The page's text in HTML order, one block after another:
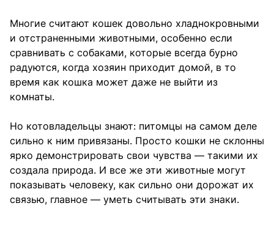
Многие считают кошек довольно хладнокровными
и отстраненными животными, особенно если
сравнивать с собаками, которые всегда бурно
радуются, когда хозяин приходит домой, в то
время как кошка может даже не выйти из
комнаты.
Но котовладельцы знают: питомцы на самом деле
сильно к ним привязаны. Просто кошки не склонны
ярко демонстрировать свои чувства — такими их
создала природа. И все же эти животные могут
показывать человеку, как сильно они дорожат их
связью, главное — уметь считывать эти знаки.